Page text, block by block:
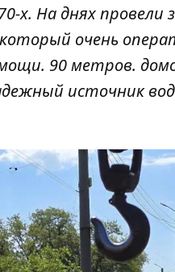
х. На днях провели
очень
90 метров.
источник